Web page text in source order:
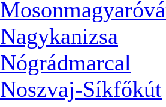
Nagykanizsa
Nógrádmarcal
Noszvaj-Síkfőkút